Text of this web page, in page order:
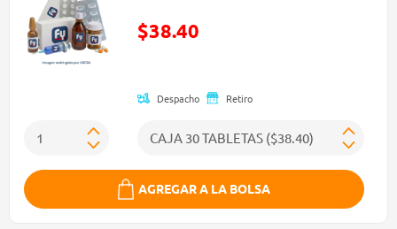
$38.40
Despacho Retiro
AGREGAR A LA BOLSA